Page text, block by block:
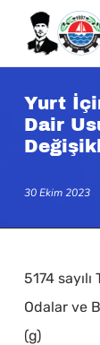
main
content
Yurt
Dair
30 Ekim 2023
5174
Odalar ve
(g)